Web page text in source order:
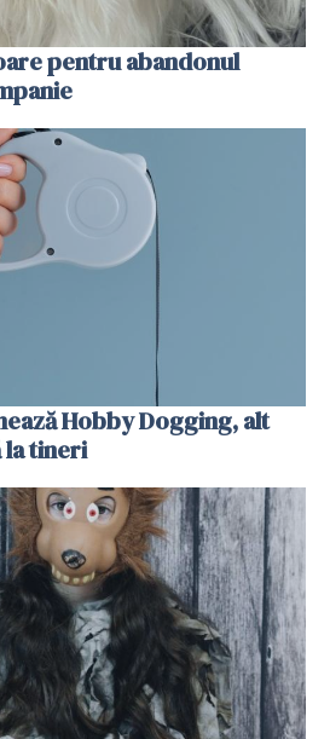
pentru abandonul
Hobby Dogging, alt
la tineri